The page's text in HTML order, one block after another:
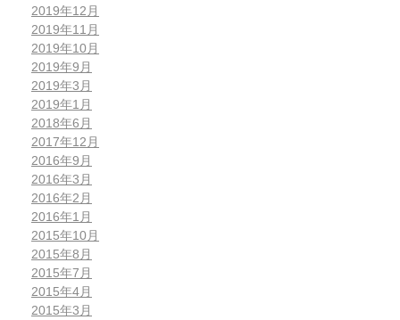
2019年12月
2019年11月
2019年10月
2019年9月
2019年3月
2019年1月
2018年6月
2017年12月
2016年9月
2016年3月
2016年2月
2016年1月
2015年10月
2015年8月
2015年7月
2015年4月
2015年3月